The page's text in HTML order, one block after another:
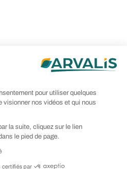
pour utiliser quelques
visionner nos vidéos et qui nous
la suite, cliquez sur le lien
le pied de page.
certifiés par